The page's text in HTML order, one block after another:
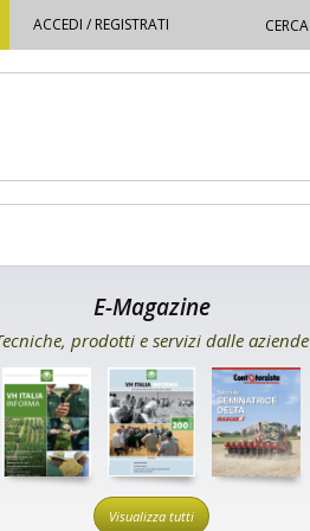
ACCEDI / REGISTRATI
E-Magazine
prodotti e servizi dalle aziende
Visualizza tutti